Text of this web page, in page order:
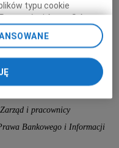
Taty
Zarząd i pracownicy
Bankowego i Informacji
typu cookie
i Agora S.A.
też w każdej
plików cookie,
poprzez
stopce serwisu i